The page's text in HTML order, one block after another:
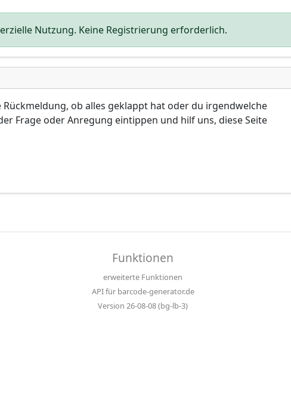
Nutzung. Keine Registrierung erforderlich.
ob alles geklappt hat oder du irgendwelche
Frage oder Anregung eintippen und hilf uns, diese Seite
Funktionen
erweiterte Funktionen
API für barcode-generator.de
Version 26-08-08 (bg-lb-3)